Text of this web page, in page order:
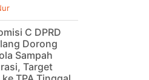
C DPRD
Dorong
Sampah
Target